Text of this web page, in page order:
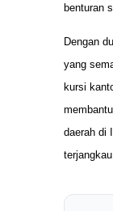
benturan
Dengan
yang
kursi
daerah di